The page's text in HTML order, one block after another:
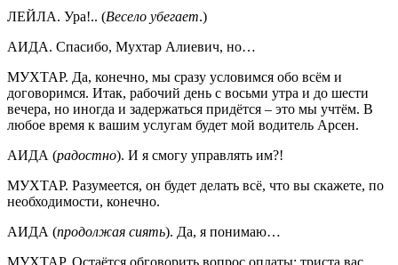
ЛЕЙЛА. Ура!.. (Весело убегает.)
АИДА. Спасибо, Мухтар Алиевич, но…
МУХТАР. Да, конечно, мы сразу условимся обо всём и
договоримся. Итак, рабочий день с восьми утра и до шести
вечера, но иногда и задержаться придётся – это мы учтём. В
любое время к вашим услугам будет мой водитель Арсен.
АИДА (радостно). И я смогу управлять им?!
МУХТАР. Разумеется, он будет делать всё, что вы скажете, по
необходимости, конечно.
АИДА (продолжая сиять). Да, я понимаю…
МУХТАР. Остаётся обговорить вопрос оплаты: триста вас